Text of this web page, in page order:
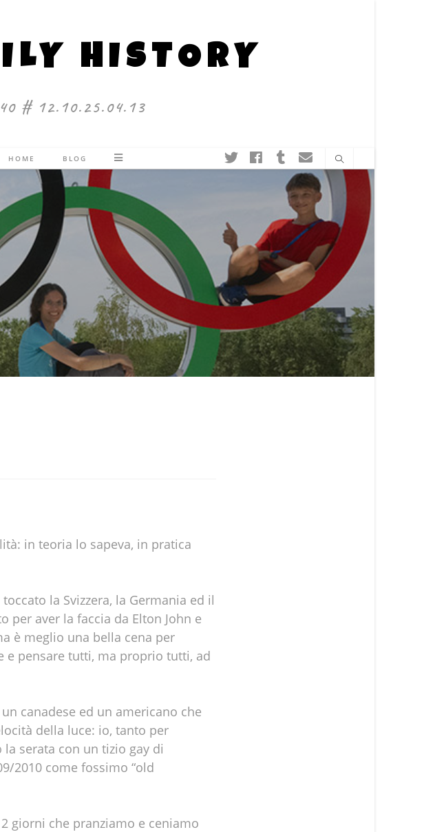
HISTORY
# 12.10.25.04.13
HOME BLOG
in teoria lo sapeva, in pratica
la Svizzera, la Germania ed il
aver la faccia da Elton John e
è meglio una bella cena per
e pensare tutti, ma proprio tutti, ad
canadese ed un americano che
della luce: io, tanto per
serata con un tizio gay di
2010 come fossimo “old
giorni che pranziamo e ceniamo